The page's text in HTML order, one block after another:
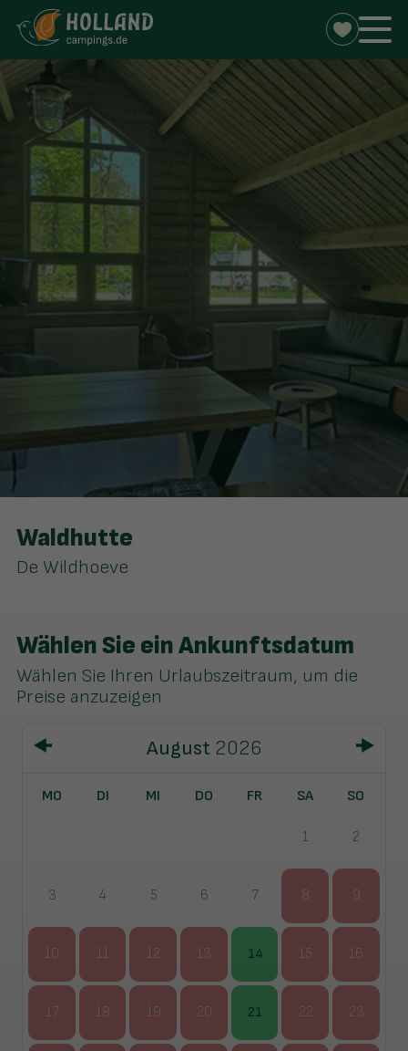
Waldhutte
De Wildhoeve
Wählen Sie ein Ankunftsdatum
Wählen Sie Ihren Urlaubszeitraum, um die
Preise anzuzeigen
August 2026
MO DI MI DO FR SA SO
1 2
3 4 5 6 7 8 9
10 11 12 13 14 15 16
17 18 19 20 21 22 23